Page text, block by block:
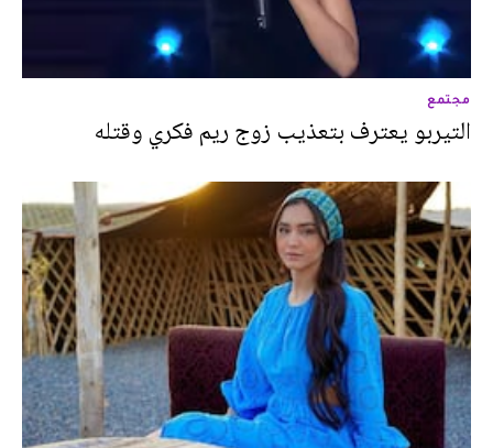
مجتمع
التيربو يعترف بتعذيب زوج ريم فكري وقتله